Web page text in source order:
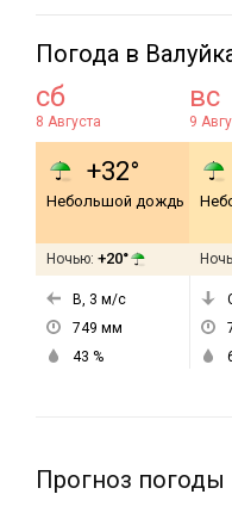
Погода в
сб
8 Августа
+32°
Небольшой дождь
Ночью: +20°
В, 3 м/с
749 мм
43 %
вс
9
Прогноз